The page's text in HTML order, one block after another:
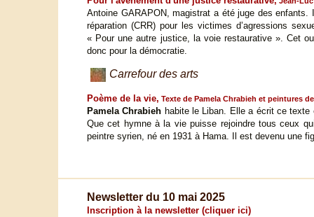
Antoine GARAPON, magistrat a été juge des
réparation (CRR) pour les victimes d’agressions
« Pour une autre justice, la voie restaurative ». Cet
donc pour la démocratie.
Carrefour des arts
Poème de la vie, Texte de Pamela Chrabieh et peintures
Pamela Chrabieh habite le Liban. Elle a écrit ce
Que cet hymne à la vie puisse rejoindre tous ceux
peintre syrien, né en 1931 à Hama. Il est devenu une
Newsletter du 10 mai 2025
Inscription à la newsletter (cliquer ici)